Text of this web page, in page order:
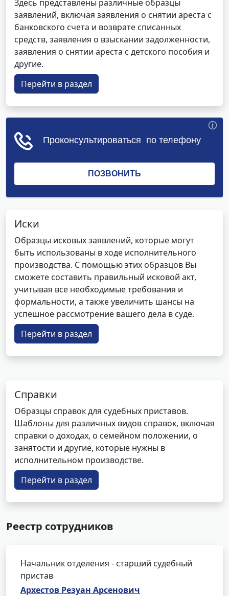
Здесь представлены различные образцы
заявлений, включая заявления о снятии ареста с
банковского счета и возврате списанных
средств, заявления о взыскании задолженности,
заявления о снятии ареста с детского пособия и
другие.
Перейти в раздел
Иски
Образцы исковых заявлений, которые могут
быть использованы в ходе исполнительного
производства. С помощью этих образцов Вы
сможете составить правильный исковой акт,
учитывая все необходимые требования и
формальности, а также увеличить шансы на
успешное рассмотрение вашего дела в суде.
Перейти в раздел
Справки
Образцы справок для судебных приставов.
Шаблоны для различных видов справок, включая
справки о доходах, о семейном положении, о
занятости и другие, которые нужны в
исполнительном производстве.
Перейти в раздел
Реестр сотрудников
Начальник отделения - старший судебный
пристав
Архестов Резуан Арсенович